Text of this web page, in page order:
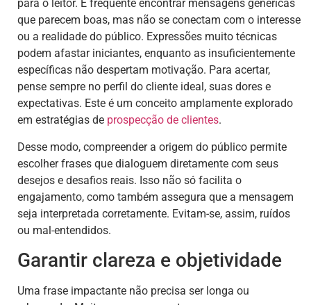
para o leitor. É frequente encontrar mensagens genéricas
que parecem boas, mas não se conectam com o interesse
ou a realidade do público. Expressões muito técnicas
podem afastar iniciantes, enquanto as insuficientemente
específicas não despertam motivação. Para acertar,
pense sempre no perfil do cliente ideal, suas dores e
expectativas. Este é um conceito amplamente explorado
em estratégias de prospecção de clientes.
Desse modo, compreender a origem do público permite
escolher frases que dialoguem diretamente com seus
desejos e desafios reais. Isso não só facilita o
engajamento, como também assegura que a mensagem
seja interpretada corretamente. Evitam-se, assim, ruídos
ou mal-entendidos.
Garantir clareza e objetividade
Uma frase impactante não precisa ser longa ou